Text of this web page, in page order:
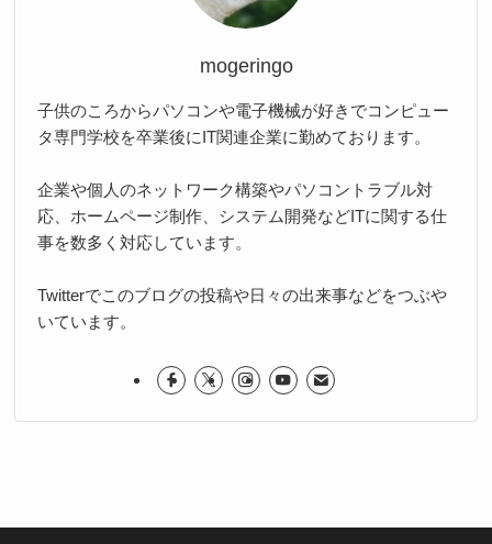
mogeringo
子供のころからパソコンや電子機械が好きでコンピュー
タ専門学校を卒業後にIT関連企業に勤めております。
企業や個人のネットワーク構築やパソコントラブル対
応、ホームページ制作、システム開発などITに関する仕
事を数多く対応しています。
Twitterでこのブログの投稿や日々の出来事などをつぶや
いています。